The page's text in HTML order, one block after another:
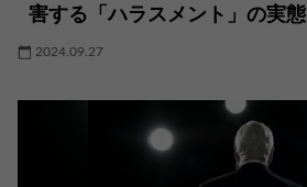
害する「ハラスメント」の実態
2024.09.27